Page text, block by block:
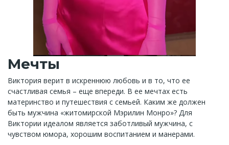
Мечты
Виктория верит в искреннюю любовь и в то, что ее
счастливая семья – еще впереди. В ее мечтах есть
материнство и путешествия с семьей. Каким же должен
быть мужчина «житомирской Мэрилин Монро»? Для
Виктории идеалом является заботливый мужчина, с
чувством юмора, хорошим воспитанием и манерами.